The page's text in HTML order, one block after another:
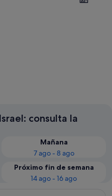
consulta la
Mañana
7 ago - 8 ago
Próximo fin de semana
14 ago - 16 ago